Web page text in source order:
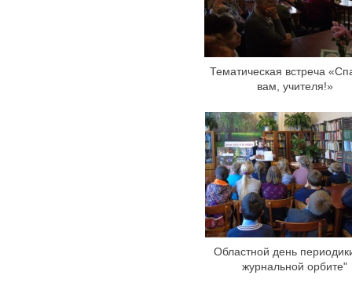
Тематическая встреча
вам, учителя!»
Областной день
журнальной орбите"